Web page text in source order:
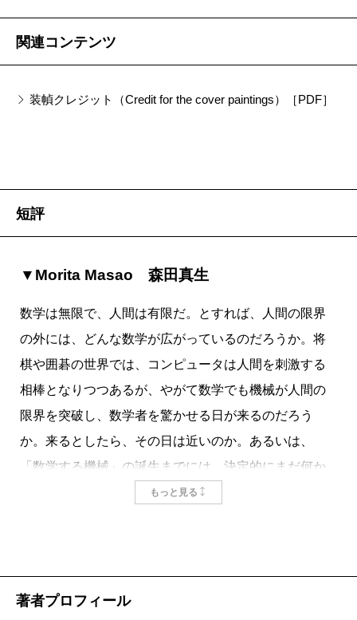
だが、人間だけを特別視するこうした信念は、知的
算の処理能力と比較するとき、たかが人間とその小さ
な脳に制約された知性を、特別視する根拠も怪しくな
ってくる。
実際、近年の人工知能の進歩は目覚ましい。盤上で
り、最後の砦とされてきた囲碁においてさえ、機械が
人間を圧倒するようになった。
人工知能の歴史は、これまで人間にしかできないと
信じられてきた多くのことが、実は機械にも実行でき
ると証明してきたのだ。何が人間にしかできないかを
はっきりさせることで、人間をその他の生き物から区
別しようとしてきた近代の伝統にとって、これは由々
工知能の急速な進歩を前に、半信半疑でもある。創造
関連コンテンツ
装幀クレジット（Credit for the cover paintings）［PDF］
短評
▼Morita Masao 森田真生
数学は無限で、人間は有限だ。とすれば、人間の限界
の外には、どんな数学が広がっているのだろうか。将
棋や囲碁の世界では、コンピュータは人間を刺激する
相棒となりつつあるが、やがて数学でも機械が人間の
限界を突破し、数学者を驚かせる日が来るのだろう
か。来るとしたら、その日は近いのか。あるいは、
「数学する機械」の誕生までには、決定的にまだ何か
が足りていないのか。著者は「数学する人間」として
もっと見る
著者プロフィール